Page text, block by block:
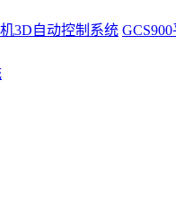
3D自动控制系统